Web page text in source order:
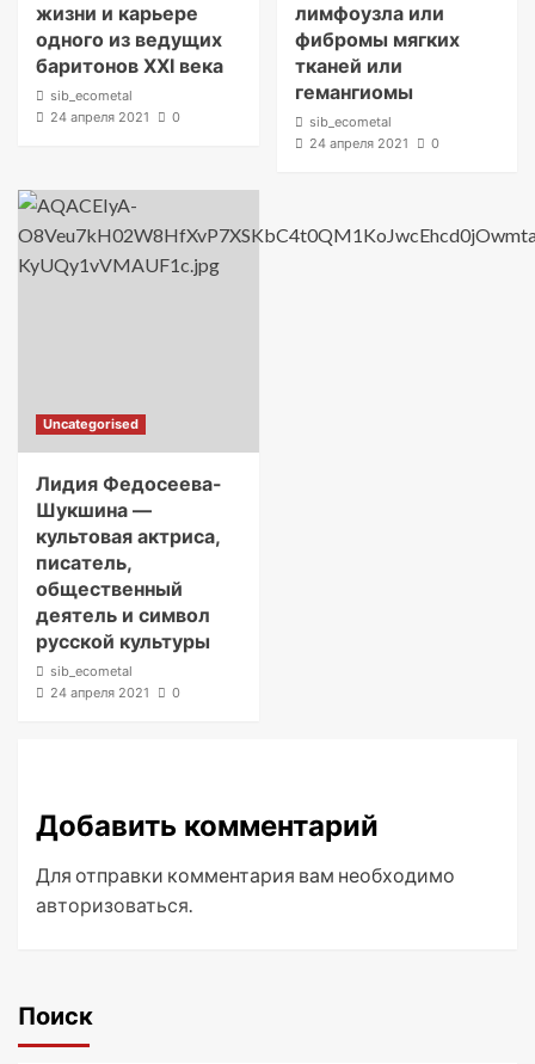
жизни и карьере
одного из ведущих
баритонов XXI века
sib_ecometal
24 апреля 2021
0
лимфоузла или
фибромы мягких
тканей или
гемангиомы
sib_ecometal
24 апреля 2021
0
Uncategorised
Лидия Федосеева-
Шукшина —
культовая актриса,
писатель,
общественный
деятель и символ
русской культуры
sib_ecometal
24 апреля 2021
0
Добавить комментарий
Для отправки комментария вам необходимо
авторизоваться.
Поиск